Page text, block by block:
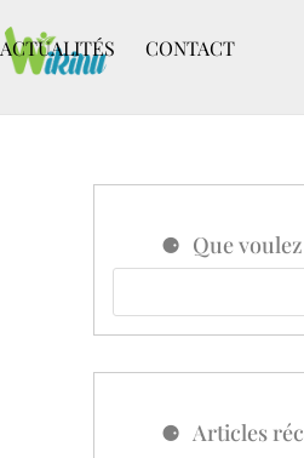
ACTUALITÉS CONTACT
Que
Articles